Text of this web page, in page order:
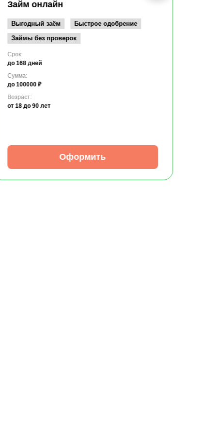
Займ онлайн
Выгодный заём
Быстрое одобрение
Займы без проверок
Срок:
до 168 дней
Сумма:
до 100000 ₽
Возраст:
от 18 до 90 лет
Оформить